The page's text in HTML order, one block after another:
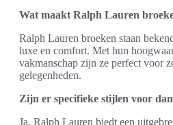
Wat maakt Ralph Lauren
Ralph Lauren broeken staan
luxe en comfort. Met hun
vakmanschap zijn ze perfect voor
gelegenheden.
Zijn er specifieke stijlen voor
Ja, Ralph Lauren biedt een